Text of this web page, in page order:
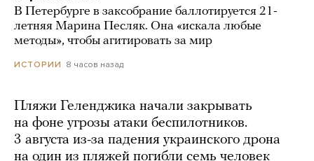
В Петербурге в заксобрание баллотируется 21-
летняя Марина Песляк. Она «искала любые
методы», чтобы агитировать за мир
ИСТОРИИ 8 часов назад
Пляжи Геленджика начали закрывать
на фоне угрозы атаки беспилотников.
3 августа из-за падения украинского дрона
на один из пляжей погибли семь человек